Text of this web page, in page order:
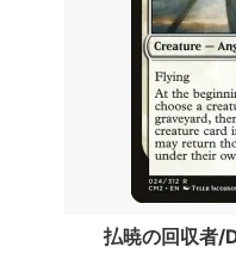
払暁の回収者